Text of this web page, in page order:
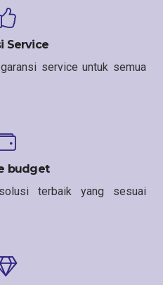
Service
service untuk semua
budget
terbaik yang sesuai